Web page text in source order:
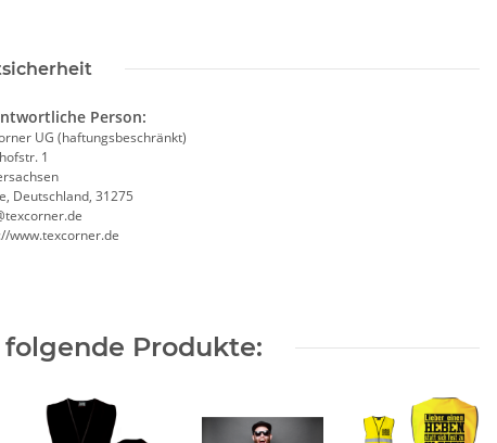
Person:
UG (haftungsbeschränkt)
1
Deutschland, 31275
www.texcorner.de
Produkte:
Piktogramm
Weste rot/gelb mit
S-3XL
€ -19,90 €